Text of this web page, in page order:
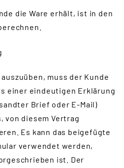
die Ware erhält, ist in den
muss der Kunde
einer eindeutigen Erklärung
Brief oder E-Mail)
von diesem Vertrag
Es kann das beigefügte
verwendet werden,
ist. Der